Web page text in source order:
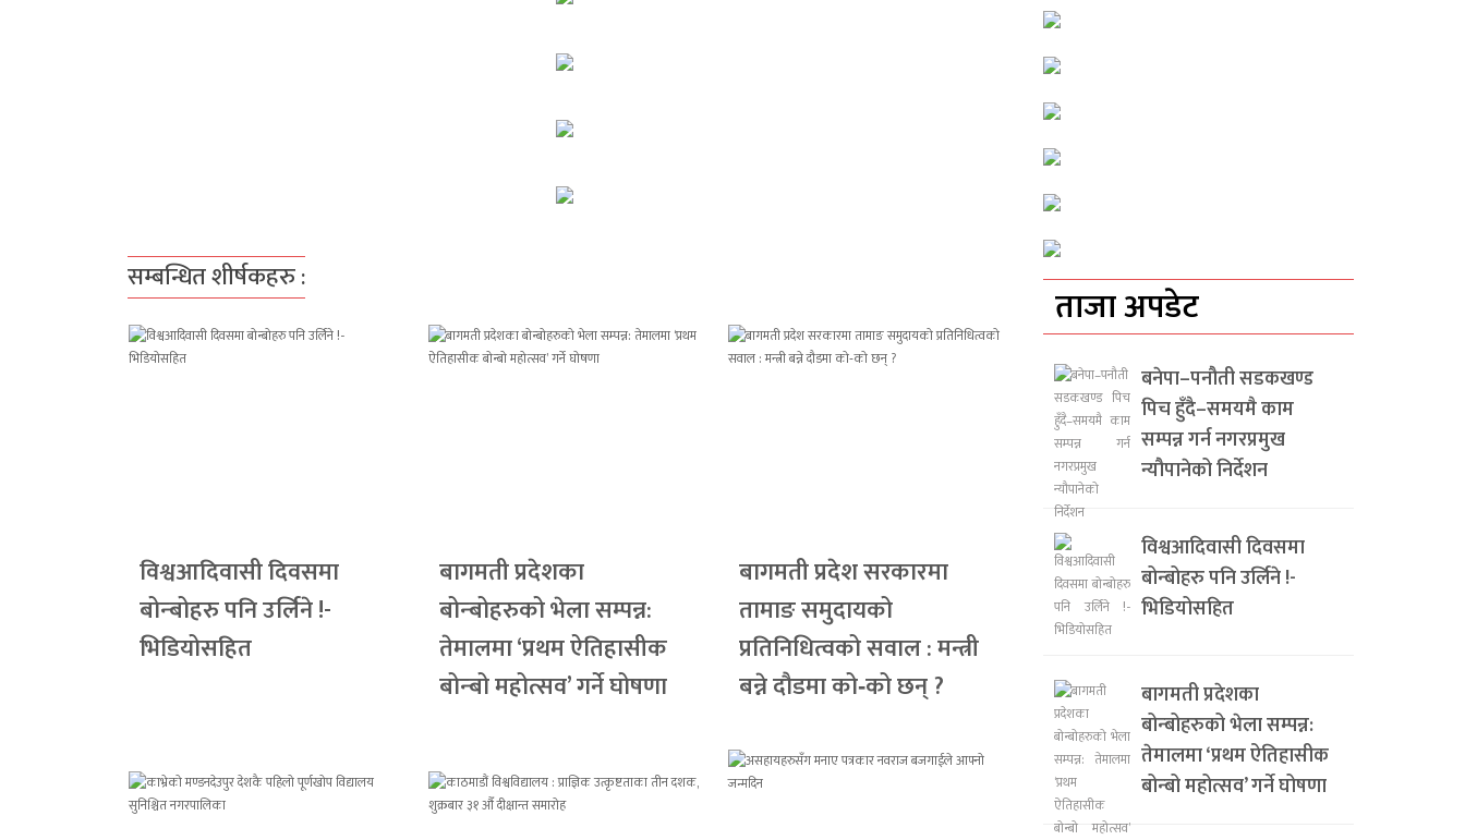
सम्बन्धित शीर्षकहरु :
विश्वआदिवासी दिवसमा
बोन्बोहरु पनि उर्लिने !-
भिडियोसहित
बागमती प्रदेशका
बोन्बोहरुको भेला सम्पन्न:
तेमालमा ‘प्रथम ऐतिहासीक
बोन्बो महोत्सव’ गर्ने घोषणा
बागमती प्रदेश सरकारमा
तामाङ समुदायको
प्रतिनिधित्वको सवाल : मन्त्री
बन्ने दौडमा को‐को छन् ?
ताजा अपडेट
बनेपा–पनौती सडकखण्ड
पिच हुँदै–समयमै काम
सम्पन्न गर्न नगरप्रमुख
न्यौपानेको निर्देशन
विश्वआदिवासी दिवसमा
बोन्बोहरु पनि उर्लिने !-
भिडियोसहित
बागमती प्रदेशका
बोन्बोहरुको भेला सम्पन्न:
तेमालमा ‘प्रथम ऐतिहासीक
बोन्बो महोत्सव’ गर्ने घोषणा